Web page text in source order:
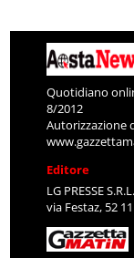
Quotidiano
8/2012
Autorizzazione
Editore
LG PRESSE S.R.L.
via Festaz, 52